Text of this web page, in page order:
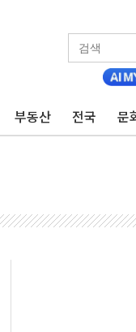
부동산 전국 문
우려
며 상승… STOXX 600 지